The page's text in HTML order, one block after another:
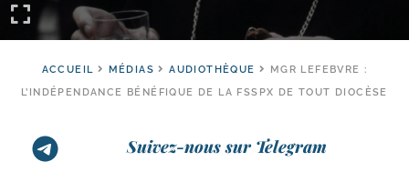
ACCUEIL MÉDIAS AUDIOTHÈQUE
MGR LEFEBVRE :
L’INDÉPENDANCE BÉNÉFIQUE DE LA FSSPX DE TOUT DIOCÈSE
Suivez-nous sur Telegram